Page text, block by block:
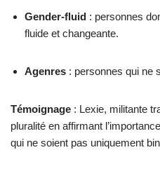
Gender-fluid : personnes
fluide et changeante.
Agenres : personnes qui ne
Témoignage : Lexie, militante
pluralité en affirmant
qui ne soient pas uniquement